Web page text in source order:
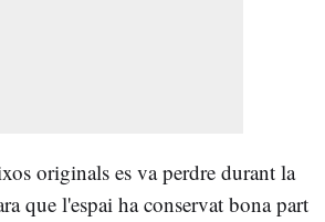
originals es va perdre durant la
que l'espai ha conservat bona part